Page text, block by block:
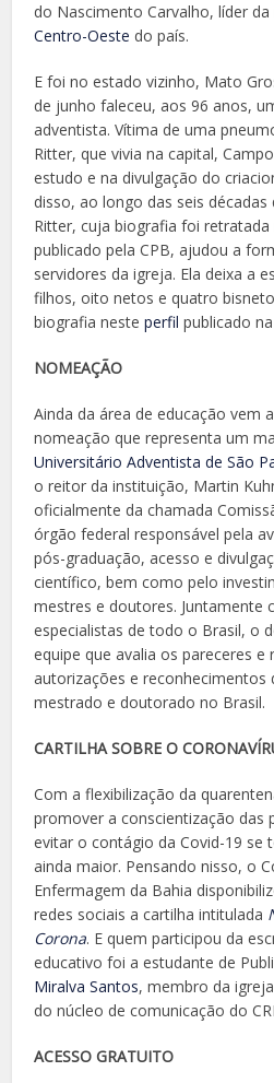
do Nascimento Carvalho, líder
Centro-Oeste do país.
E foi no estado vizinho, Mato
de junho faleceu, aos 96 anos,
adventista. Vítima de uma
Ritter, que vivia na capital,
estudo e na divulgação do
disso, ao longo das seis
Ritter, cuja biografia foi retratada
publicado pela CPB, ajudou a
servidores da igreja. Ela deixa a
filhos, oito netos e quatro
biografia nesteperfil publicado na
NOMEAÇÃO
Ainda da área de educação vem
nomeação que representa um
Universitário Adventista de São
o reitor da instituição, Martin
oficialmente da chamada
órgão federal responsável pela
pós-graduação, acesso e
científico, bem como pelo
mestres e doutores. Juntamente
especialistas de todo o Brasil, o
equipe que avalia os pareceres e
autorizações e reconhecimentos
mestrado e doutorado no Brasil.
CARTILHA SOBRE O
Com a flexibilização da
promover a conscientização das
evitar o contágio da Covid-19 se
ainda maior. Pensando nisso, o
Enfermagem da Bahia
redes sociais a cartilha intitulada
Corona. E quem participou da
educativo foi a estudante de
Miralva Santos, membro da
do núcleo de comunicação do
ACESSO GRATUITO